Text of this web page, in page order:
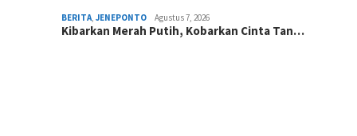
BERITA JENEPONTO Agustus 7, 2026
Kibarkan Merah Putih, Kobarkan Cinta Tan…